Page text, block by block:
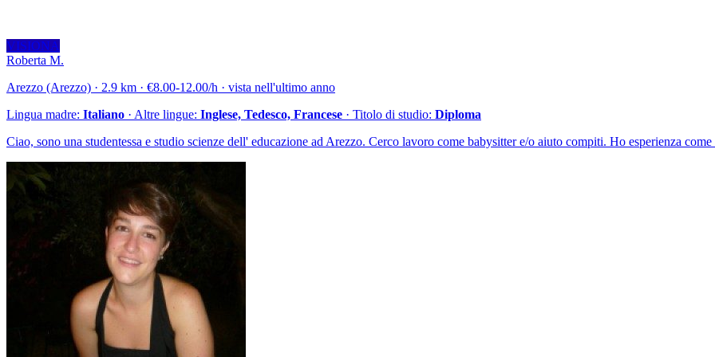
VISIONA
Roberta M.
Arezzo (Arezzo) · 2.9 km · €8.00-12.00/h · vista nell'ultimo anno
Lingua madre: Italiano · Altre lingue: Inglese, Tedesco, Francese · Titolo di studio: Diploma
Ciao, sono una studentessa e studio scienze dell' educazione ad Arezzo. Cerco lavoro come babysitter e/o aiuto compiti. Ho esperienza come